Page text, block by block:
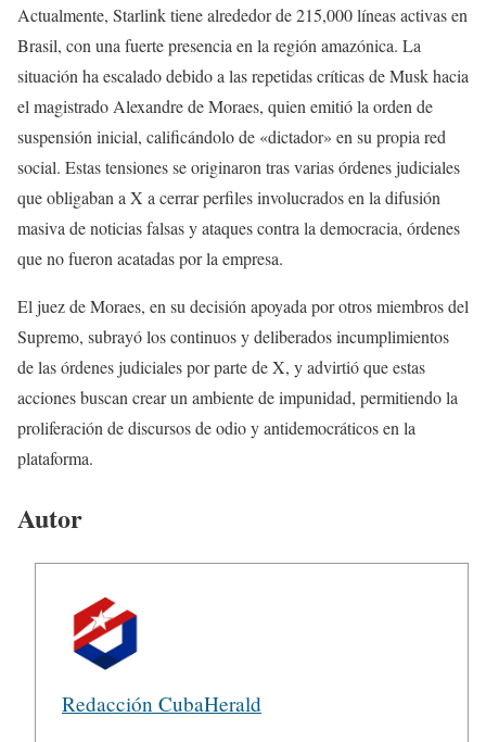
Actualmente, Starlink tiene alrededor de 215,000 líneas activas en
Brasil, con una fuerte presencia en la región amazónica. La
situación ha escalado debido a las repetidas críticas de Musk hacia
el magistrado Alexandre de Moraes, quien emitió la orden de
suspensión inicial, calificándolo de «dictador» en su propia red
social. Estas tensiones se originaron tras varias órdenes judiciales
que obligaban a X a cerrar perfiles involucrados en la difusión
masiva de noticias falsas y ataques contra la democracia, órdenes
que no fueron acatadas por la empresa.
El juez de Moraes, en su decisión apoyada por otros miembros del
Supremo, subrayó los continuos y deliberados incumplimientos
de las órdenes judiciales por parte de X, y advirtió que estas
acciones buscan crear un ambiente de impunidad, permitiendo la
proliferación de discursos de odio y antidemocráticos en la
plataforma.
Autor
Redacción CubaHerald